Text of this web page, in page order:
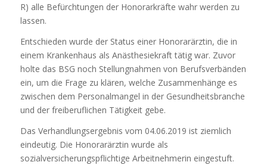
R) alle Befürchtungen der Honorarkräfte wahr werden zu
lassen.
Entschieden wurde der Status einer Honorarärztin, die in
einem Krankenhaus als Anästhesiekraft tätig war. Zuvor
holte das BSG noch Stellungnahmen von Berufsverbänden
ein, um die Frage zu klären, welche Zusammenhänge es
zwischen dem Personalmangel in der Gesundheitsbranche
und der freiberuflichen Tätigkeit gebe.
Das Verhandlungsergebnis vom 04.06.2019 ist ziemlich
eindeutig. Die Honorarärztin wurde als
sozialversicherungspflichtige Arbeitnehmerin eingestuft.